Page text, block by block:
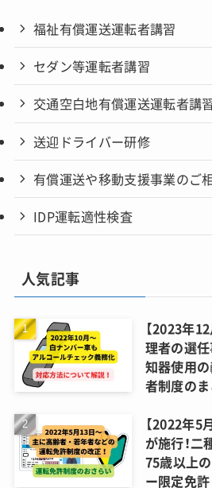
福祉有償運送運転者講習
セダン等運転者講習
交通空白地有償運送運転者講
送迎ドライバー研修
有償運送や移動支援事業のご
IDP運転適性検査
人気記事
【2023年
理者の選
知器使用
者制度の
【2022年5
が施行！二
75歳以上
ー限定免許